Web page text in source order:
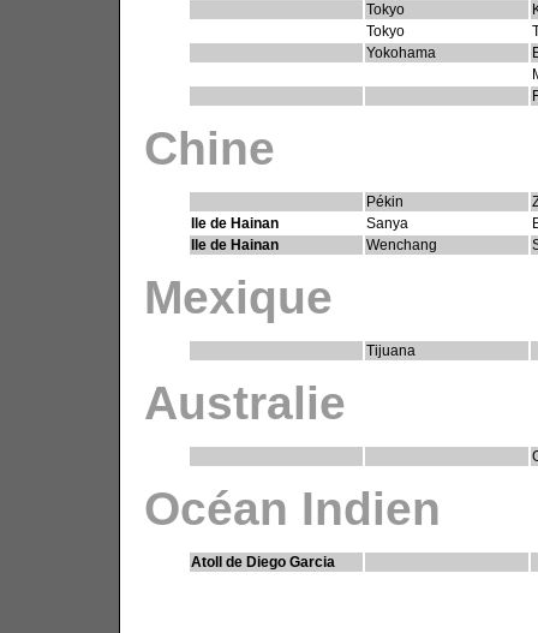
Tokyo
Tokyo
Yokohama
Chine
Pékin
Ile de Hainan
Sanya
Ile de Hainan
Wenchang
Mexique
Tijuana
Australie
Océan Indien
Atoll de Diego Garcia